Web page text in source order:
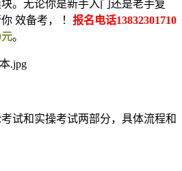
。无论你是新手入门还是老手复
效备考， ！ 报名电话13832301710
。
试和实操考试两部分，具体流程和